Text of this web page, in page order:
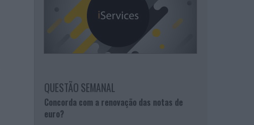
QUESTÃO SEMANAL
Concorda com a renovação das notas de
euro?